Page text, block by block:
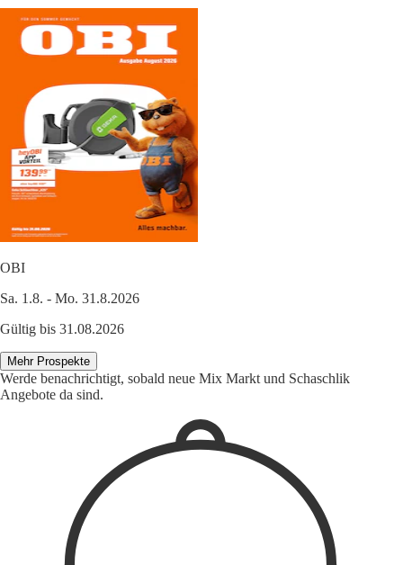
OBI
Sa. 1.8. - Mo. 31.8.2026
Gültig bis 31.08.2026
Mehr Prospekte
Werde benachrichtigt, sobald neue Mix Markt und Schaschlik
Angebote da sind.